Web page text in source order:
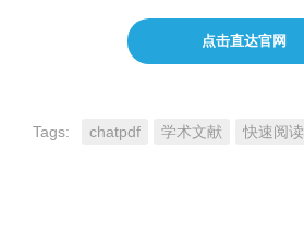
点击直达官网
Tags: chatpdf 学术文献 快速阅读